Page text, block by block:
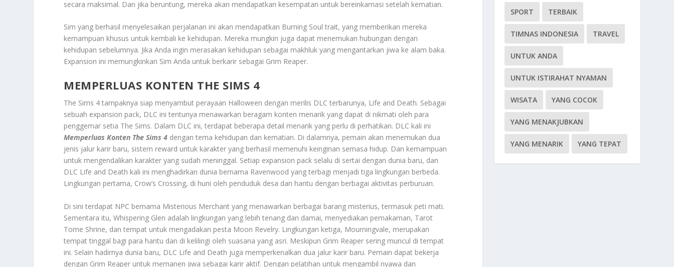
secara maksimal. Dan jika beruntung, mereka akan mendapatkan kesempatan untuk bereinkarnasi setelah kematian.
Sim yang berhasil menyelesaikan perjalanan ini akan mendapatkan Burning Soul trait, yang memberikan mereka
kemampuan khusus untuk kembali ke kehidupan. Mereka mungkin juga dapat menemukan hubungan dengan
kehidupan sebelumnya. Jika Anda ingin merasakan kehidupan sebagai makhluk yang mengantarkan jiwa ke alam baka.
Expansion ini memungkinkan Sim Anda untuk berkarir sebagai Grim Reaper.
MEMPERLUAS KONTEN THE SIMS 4
The Sims 4 tampaknya siap menyambut perayaan Halloween dengan merilis DLC terbarunya, Life and Death. Sebagai
sebuah expansion pack, DLC ini tentunya menawarkan beragam konten menarik yang dapat di nikmati oleh para
penggemar setia The Sims. Dalam DLC ini, terdapat beberapa detail menarik yang perlu di perhatikan. DLC kali ini
Memperluas Konten The Sims 4 dengan tema kehidupan dan kematian. Di dalamnya, pemain akan menemukan dua
jenis jalur karir baru, sistem reward untuk karakter yang berhasil memenuhi keinginan semasa hidup. Dan kemampuan
untuk mengendalikan karakter yang sudah meninggal. Setiap expansion pack selalu di sertai dengan dunia baru, dan
DLC Life and Death kali ini menghadirkan dunia bernama Ravenwood yang terbagi menjadi tiga lingkungan berbeda.
Lingkungan pertama, Crow’s Crossing, di huni oleh penduduk desa dan hantu dengan berbagai aktivitas perburuan.
Di sini terdapat NPC bernama Misterious Merchant yang menawarkan berbagai barang misterius, termasuk peti mati.
Sementara itu, Whispering Glen adalah lingkungan yang lebih tenang dan damai, menyediakan pemakaman, Tarot
Tome Shrine, dan tempat untuk mengadakan pesta Moon Revelry. Lingkungan ketiga, Mourningvale, merupakan
tempat tinggal bagi para hantu dan di kelilingi oleh suasana yang asri. Meskipun Grim Reaper sering muncul di tempat
ini. Selain hadirnya dunia baru, DLC Life and Death juga memperkenalkan dua jalur karir baru. Pemain dapat bekerja
dengan Grim Reaper untuk memanen jiwa sebagai karir aktif. Dengan pelatihan untuk mengambil nyawa dan
SPORT TERBAIK
TIMNAS INDONESIA TRAVEL
UNTUK ANDA
UNTUK ISTIRAHAT NYAMAN
WISATA YANG COCOK
YANG MENAKJUBKAN
YANG MENARIK YANG TEPAT